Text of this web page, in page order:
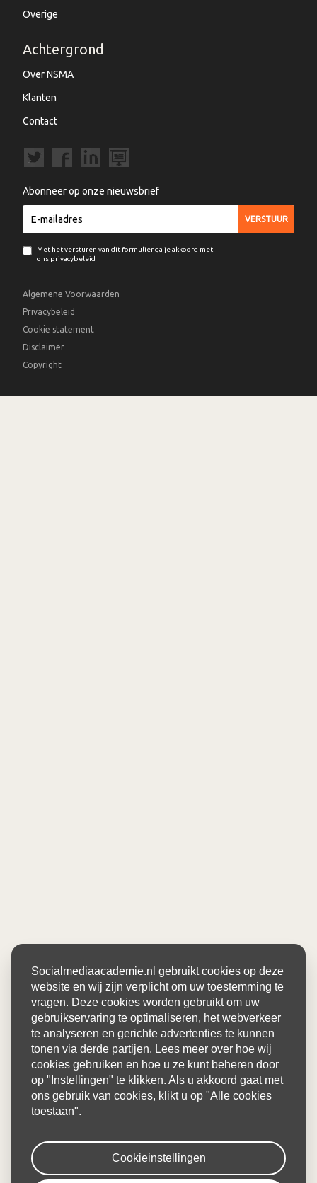
Overige
Achtergrond
Over NSMA
Klanten
Contact
Abonneer op onze nieuwsbrief
Met het versturen van dit formulier ga je akkoord met
ons privacybeleid
Algemene Voorwaarden
Privacybeleid
Cookie statement
Disclaimer
Copyright
Socialmediaacademie.nl gebruikt cookies op deze
website en wij zijn verplicht om uw toestemming te
vragen. Deze cookies worden gebruikt om uw
gebruikservaring te optimaliseren, het webverkeer
te analyseren en gerichte advertenties te kunnen
tonen via derde partijen. Lees meer over hoe wij
cookies gebruiken en hoe u ze kunt beheren door
op "Instellingen" te klikken. Als u akkoord gaat met
ons gebruik van cookies, klikt u op "Alle cookies
toestaan".
Cookieinstellingen